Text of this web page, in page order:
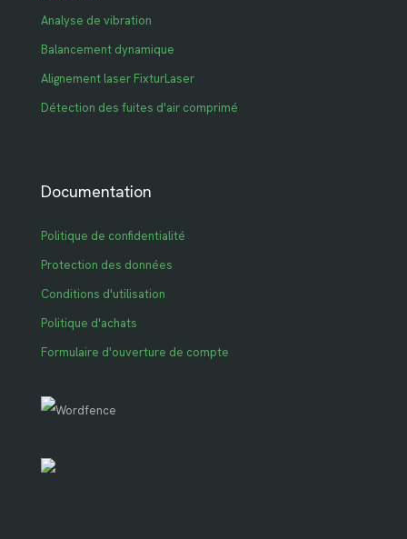
Analyse de vibration
Balancement dynamique
Alignement laser FixturLaser
Détection des fuites d'air comprimé
Documentation
Politique de confidentialité
Protection des données
Conditions d'utilisation
Politique d'achats
Formulaire d'ouverture de compte